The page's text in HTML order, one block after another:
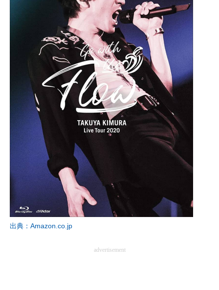
製造業のIT導入・活用を支援
モノづくり技術者専門サイト
エレクトロニクス専門サイト
電子設計の基本と応用
エネルギーの専門メディア
建設×テクノロジーの最前線
ちょっと気になるネットの話題
出典：Amazon.co.jp
advertisement